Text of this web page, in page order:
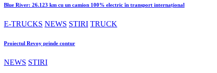
Blue River: 26.123 km cu un camion 100% electric în transport internațional
E-TRUCKS NEWS STIRI TRUCK
Proiectul Revoy prinde contur
NEWS STIRI